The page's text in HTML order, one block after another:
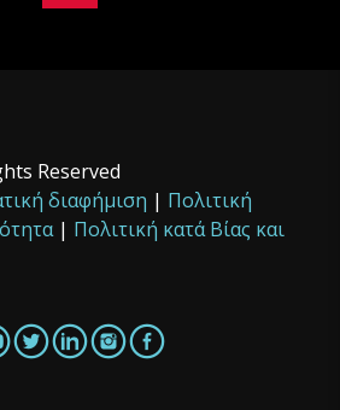
Reserved
διαφήμιση | Πολιτική
| Πολιτική κατά Βίας και